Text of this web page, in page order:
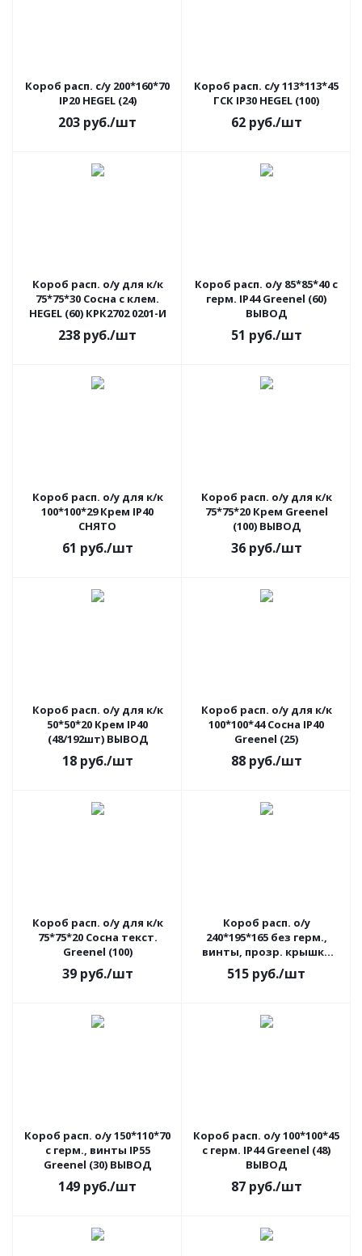
Короб расп. с/у 200*160*70
IP20 HEGEL (24)
203 руб./шт
Короб расп. с/у 113*113*45
ГСК IP30 HEGEL (100)
62руб./шт
Короб расп. о/у для к/к
75*75*30 Сосна с клем.
HEGEL (60) КРК2702 0201-И
238 руб./шт
Короб расп. о/у 85*85*40 с
герм. IP44 Greenel (60)
ВЫВОД
51 руб./шт
Короб расп. о/у для к/к
100*100*29 Крем IP40
СНЯТО
61 руб./шт
Короб расп. о/у для к/к
75*75*20 Крем Greenel
(100) ВЫВОД
36руб./шт
Короб расп. о/у для к/к
50*50*20 Крем IP40
(48/192шт) ВЫВОД
18руб./шт
Короб расп. о/у для к/к
100*100*44 Сосна IP40
Greenel (25)
88руб./шт
Короб расп. о/у для к/к
75*75*20 Сосна текст.
Greenel (100)
39руб./шт
Короб расп. о/у
240*195*165 без герм.,
винты, прозр. крышка
IP55 Greenel (4) ВЫВОД
515 руб./шт
Короб расп. о/у 150*110*70
с герм., винты IP55
Greenel (30) ВЫВОД
149 руб./шт
Короб расп. о/у 100*100*45
с герм. IP44 Greenel (48)
ВЫВОД
87руб./шт